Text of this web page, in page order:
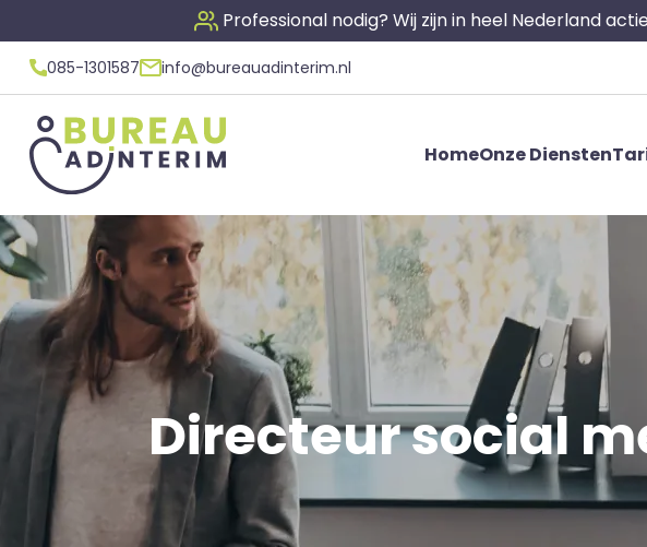
Professional nodig? Wij zijn in heel Nederland
085-1301587 info@bureauadinterim.nl
HomeOnze Diensten
Directeur social